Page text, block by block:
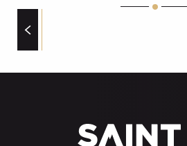
Concert "TPT"
PATOULAND HARIBO au village
Ouverture de la chapelle des
Le grand raid des Pyrénées